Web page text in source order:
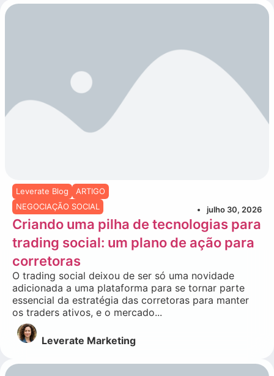
Leverate Blog
ARTIGO
NEGOCIAÇÃO SOCIAL
julho 30, 2026
Criando uma pilha de tecnologias para
trading social: um plano de ação para
corretoras
O trading social deixou de ser só uma novidade
adicionada a uma plataforma para se tornar parte
essencial da estratégia das corretoras para manter
os traders ativos, e o mercado...
Leverate Marketing